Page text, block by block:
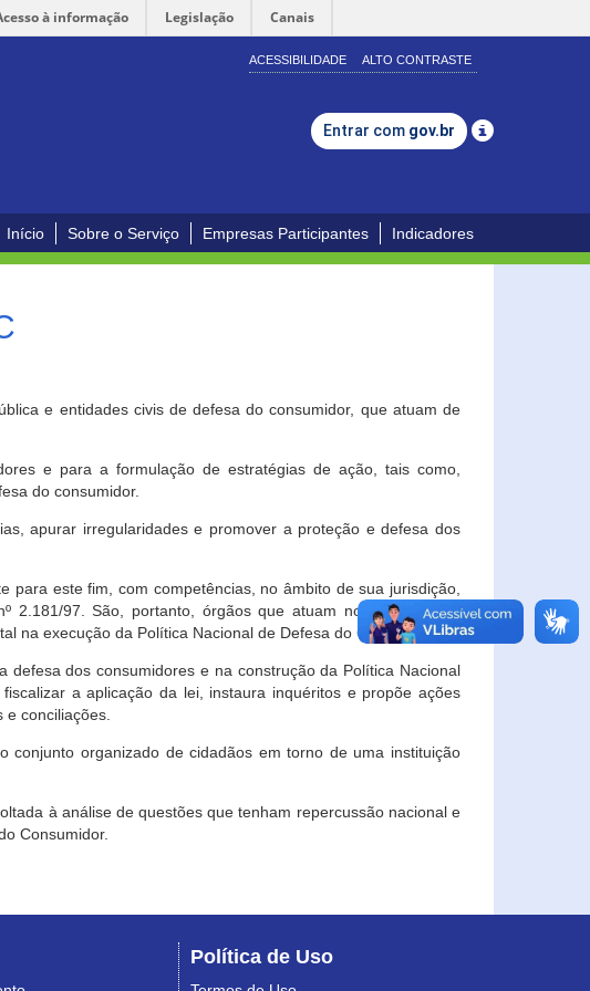
à informação Legislação Canais
ACESSIBILIDADE ALTO CONTRASTE
Entrar com gov.br
Início Sobre o Serviço Empresas Participantes Indicadores
e entidades civis de defesa do consumidor, que atuam de
e para a formulação de estratégias de ação, tais como,
do consumidor.
apurar irregularidades e promover a proteção e defesa dos
para este fim, com competências, no âmbito de sua jurisdição,
2.181/97. São, portanto, órgãos que atuam no âmbito local,
na execução da Política Nacional de Defesa do Consumidor.
dos consumidores e na construção da Política Nacional
a aplicação da lei, instaura inquéritos e propõe ações
conciliações.
conjunto organizado de cidadãos em torno de uma instituição
à análise de questões que tenham repercussão nacional e
Consumidor.
Política de Uso